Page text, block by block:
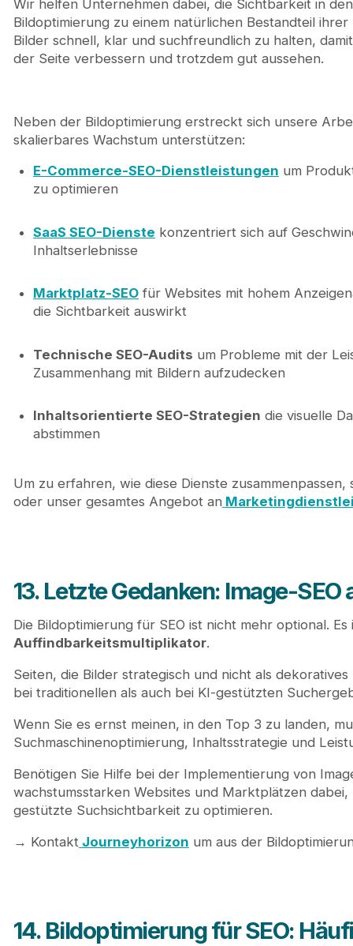
Wir helfen Unternehmen dabei, die Sichtbarkeit in
Bildoptimierung zu einem natürlichen Bestandteil
Bilder schnell, klar und suchfreundlich zu halten,
der Seite verbessern und trotzdem gut aussehen.
Neben der Bildoptimierung erstreckt sich unsere
skalierbares Wachstum unterstützen:
E-Commerce-SEO-Dienstleistungen um
zu optimieren
SaaS SEO-Dienste konzentriert sich auf
Inhaltserlebnisse
Marktplatz-SEOfür Websites mit hohem
die Sichtbarkeit auswirkt
Technische SEO-Audits um Probleme mit der
Zusammenhang mit Bildern aufzudecken
Inhaltsorientierte SEO-Strategien die visuelle
abstimmen
Um zu erfahren, wie diese Dienste zusammenpassen,
oder unser gesamtes Angebot an
13. Letzte Gedanken: Image-
Die Bildoptimierung für SEO ist nicht mehr optional.
Auffindbarkeitsmultiplikator.
Seiten, die Bilder strategisch und nicht als
bei traditionellen als auch bei KI-gestützten
Wenn Sie es ernst meinen, in den Top 3 zu landen,
Suchmaschinenoptimierung, Inhaltsstrategie und
Benötigen Sie Hilfe bei der Implementierung von
wachstumsstarken Websites und Marktplätzen
gestützte Suchsichtbarkeit zu optimieren.
→ Kontakt Journeyhorizon um aus der
14. Bildoptimierung für SEO: